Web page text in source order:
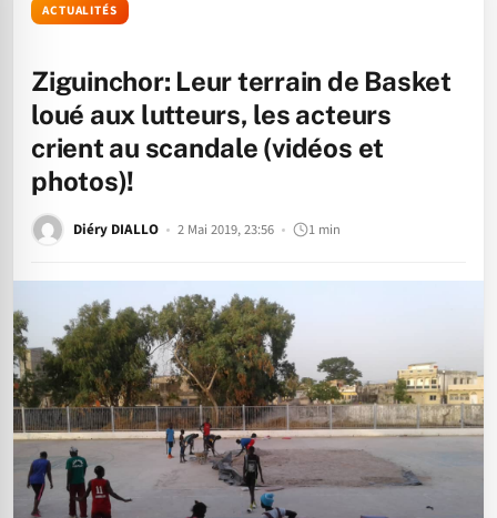
ACTUALITÉS
Ziguinchor: Leur terrain de Basket
loué aux lutteurs, les acteurs
crient au scandale (vidéos et
photos)!
Diéry DIALLO 2 Mai 2019, 23:56 1 min